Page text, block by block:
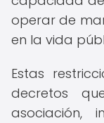
operar de
en la vida
Estas
decretos
asociación,